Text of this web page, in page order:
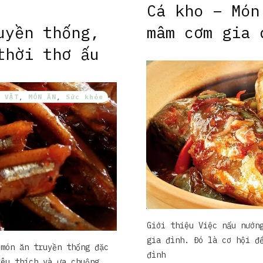
Cá kho –
mâm cơm gia
Giới thiệu Việc nấu
gia đình. Đó là cơ hội
đình
thống,
thơ ấu
VẶT , MÓN ĂN , Sức khỏe
ăn truyền thống đặc